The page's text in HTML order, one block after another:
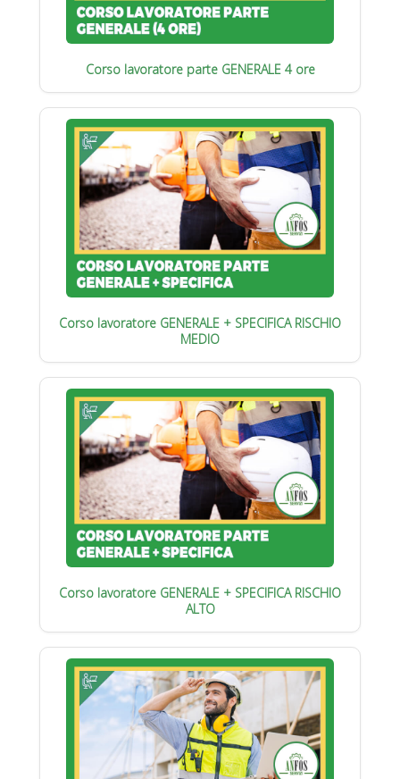
Corso lavoratore parte GENERALE 4 ore
Corso lavoratore GENERALE + SPECIFICA RISCHIO
MEDIO
Corso lavoratore GENERALE + SPECIFICA RISCHIO
ALTO